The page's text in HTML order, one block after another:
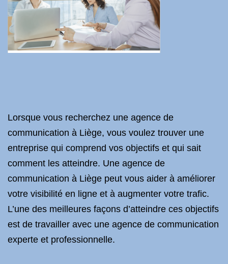
Lorsque vous recherchez une agence de
communication à Liège, vous voulez trouver une
entreprise qui comprend vos objectifs et qui sait
comment les atteindre. Une agence de
communication à Liège peut vous aider à améliorer
votre visibilité en ligne et à augmenter votre trafic.
L’une des meilleures façons d’atteindre ces objectifs
est de travailler avec une agence de communication
experte et professionnelle.